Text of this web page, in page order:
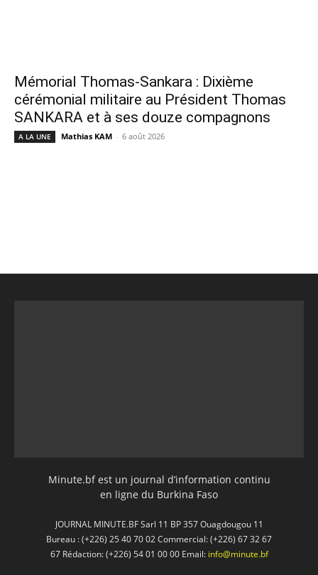
Mémorial Thomas-Sankara : Dixième
cérémonial militaire au Président Thomas
SANKARA et à ses douze compagnons
A LA UNE Mathias KAM - 6 août 2026
Minute.bf est un journal d’information continu
en ligne du Burkina Faso
JOURNAL MINUTE.BF Sarl 11 BP 357 Ouagdougou 11
Bureau : (+226) 25 40 70 02 Commercial: (+226) 67 32 67
67 Rédaction: (+226) 54 01 00 00 Email: info@minute.bf